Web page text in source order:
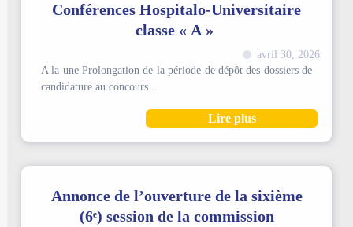
Conférences Hospitalo-Universitaire
classe « A »
avril 30, 2026
A la une Prolongation de la période de dépôt des dossiers de
candidature au concours...
Lire plus
Annonce de l’ouverture de la sixième
(6ᵉ) session de la commission